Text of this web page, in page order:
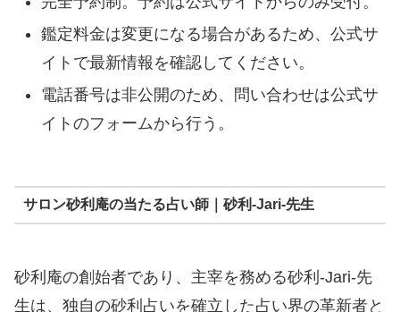
鑑定料金は変更になる場合があるため、公式サ
イトで最新情報を確認してください。
電話番号は非公開のため、問い合わせは公式サ
イトのフォームから行う。
サロン砂利庵の当たる占い師｜砂利-Jari-先生
砂利庵の創始者であり、主宰を務める砂利-Jari-先
生は、独自の砂利占いを確立した占い界の革新者と